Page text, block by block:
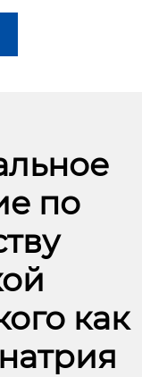
по
как